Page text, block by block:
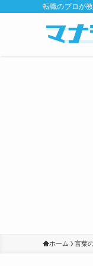
転職のプロが
ホーム 言葉